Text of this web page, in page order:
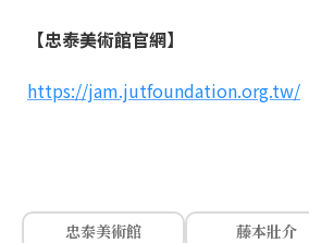
【忠泰美術館官網】
https://jam.jutfoundation.org.tw/
忠泰美術館
藤本壯介